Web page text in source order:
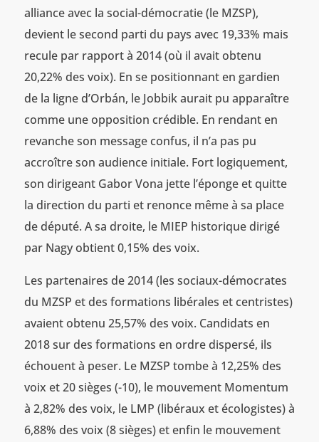
alliance avec la social-démocratie (le MZSP),
devient le second parti du pays avec 19,33% mais
recule par rapport à 2014 (où il avait obtenu
20,22% des voix). En se positionnant en gardien
de la ligne d’Orbán, le Jobbik aurait pu apparaître
comme une opposition crédible. En rendant en
revanche son message confus, il n’a pas pu
accroître son audience initiale. Fort logiquement,
son dirigeant Gabor Vona jette l’éponge et quitte
la direction du parti et renonce même à sa place
de député. A sa droite, le MIEP historique dirigé
par Nagy obtient 0,15% des voix.
Les partenaires de 2014 (les sociaux-démocrates
du MZSP et des formations libérales et centristes)
avaient obtenu 25,57% des voix. Candidats en
2018 sur des formations en ordre dispersé, ils
échouent à peser. Le MZSP tombe à 12,25% des
voix et 20 sièges (-10), le mouvement Momentum
à 2,82% des voix, le LMP (libéraux et écologistes) à
6,88% des voix (8 sièges) et enfin le mouvement